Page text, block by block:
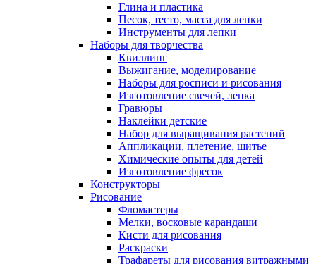
Глина и пластика
Песок, тесто, масса для лепки
Инструменты для лепки
Наборы для творчества
Квиллинг
Выжигание, моделирование
Наборы для росписи и рисования
Изготовление свечей, лепка
Гравюры
Наклейки детские
Набор для выращивания растений
Аппликации, плетение, шитье
Химические опыты для детей
Изготовление фресок
Конструкторы
Рисование
Фломастеры
Мелки, восковые карандаши
Кисти для рисования
Раскраски
Трафареты для рисования витражными